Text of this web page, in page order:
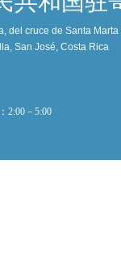
del cruce de Santa
San José, Costa Rica
2:00－5:00